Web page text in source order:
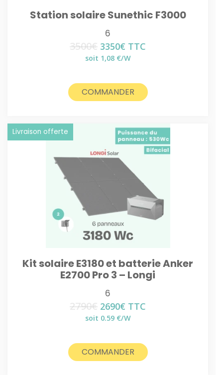
Station solaire Sunethic F3000
6
3500€ Le
prix
3500€.
3350€ Le
prix
3350€.
TTC
soit 1,08 €/W
COMMANDER
Kit solaire E3180 et batterie Anker
E2700 Pro 3 – Longi
Livraison offerte
6
2790€ Le
prix
2790€.
2690€ Le
prix
2690€.
TTC
soit 0.59 €/W
COMMANDER